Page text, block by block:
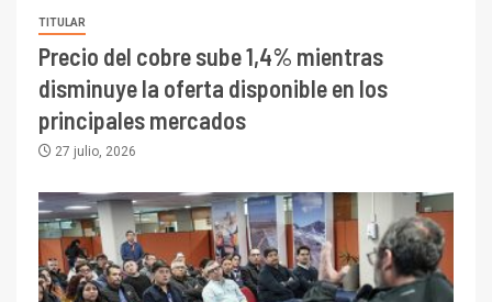
TITULAR
Precio del cobre sube 1,4% mientras
disminuye la oferta disponible en los
principales mercados
27 julio, 2026